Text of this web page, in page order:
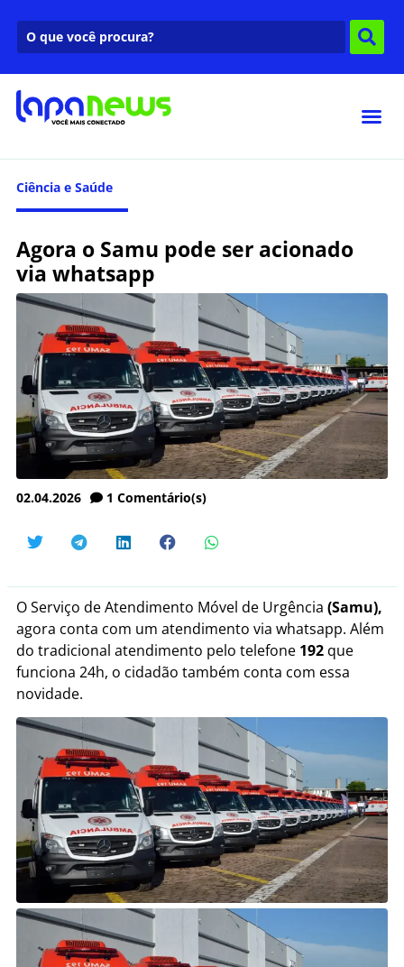
Ciência e Saúde
Agora o Samu pode ser acionado
via whatsapp
02.04.2026 1 Comentário(s)
O Serviço de Atendimento Móvel de Urgência (Samu),
agora conta com um atendimento via whatsapp. Além
do tradicional atendimento pelo telefone 192 que
funciona 24h, o cidadão também conta com essa
novidade.